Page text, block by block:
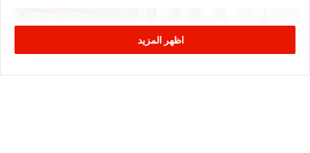
اظهر المزيد